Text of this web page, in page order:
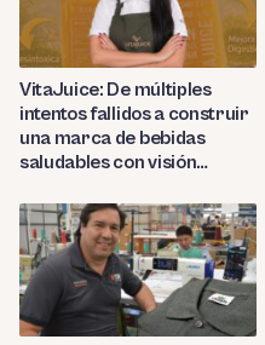
VitaJuice: De múltiples
intentos fallidos a construir
una marca de bebidas
saludables con visión